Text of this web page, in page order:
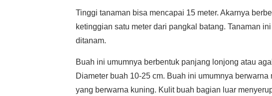
Tinggi tanaman bisa mencapai 15 meter. Akarnya
ketinggian satu meter dari pangkal batang. Tanaman
ditanam.
Buah ini umumnya berbentuk panjang lonjong atau
Diameter buah 10-25 cm. Buah ini umumnya
yang berwarna kuning. Kulit buah bagian luar